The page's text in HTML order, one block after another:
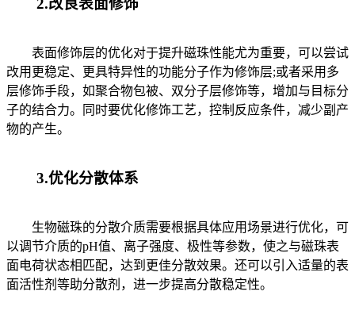
2.改良表面修饰
表面修饰层的优化对于提升磁珠性能尤为重要，可以尝试
改用更稳定、更具特异性的功能分子作为修饰层;或者采用多
层修饰手段，如聚合物包被、双分子层修饰等，增加与目标分
子的结合力。同时要优化修饰工艺，控制反应条件，减少副产
物的产生。
3.优化分散体系
生物磁珠的分散介质需要根据具体应用场景进行优化，可
以调节介质的pH值、离子强度、极性等参数，使之与磁珠表
面电荷状态相匹配，达到更佳分散效果。还可以引入适量的表
面活性剂等助分散剂，进一步提高分散稳定性。